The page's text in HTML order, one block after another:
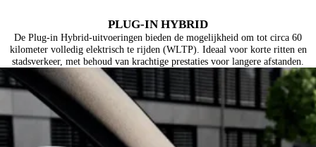
PLUG-IN HYBRID
De Plug-in Hybrid-uitvoeringen bieden de mogelijkheid om tot circa 60
kilometer volledig elektrisch te rijden (WLTP). Ideaal voor korte ritten en
stadsverkeer, met behoud van krachtige prestaties voor langere afstanden.